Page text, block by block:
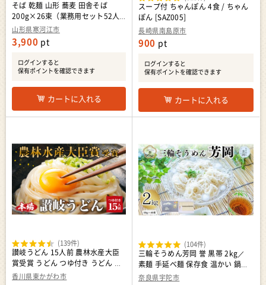
山形県寒河江市
そば 乾麺 山形 蕎麦 田舎そば
200g×26束（業務用セット52人
前）013-F-AB001
3,900 pt
ログインすると
保有ポイントを確認できます
カートに入れる
長崎県南島原市
スープ付 ちゃんぽん 4食 / ちゃん
ぽん [SAZ005]
900 pt
ログインすると
保有ポイントを確認できます
カートに入れる
香川県東かがわ市
讃岐うどん 15人前 農林水産大臣
賞受賞 うどん つゆ付き うどん 手
打ちうどん 半生うどん さぬきうど
(139件)
奈良県宇陀市
三輪そうめん芳岡 誉 黒帯 2kg／
素麺 手延べ麺 保存食 温かい 鍋の
締め 化粧箱 お取り寄せ ギフト 奈
(104件)